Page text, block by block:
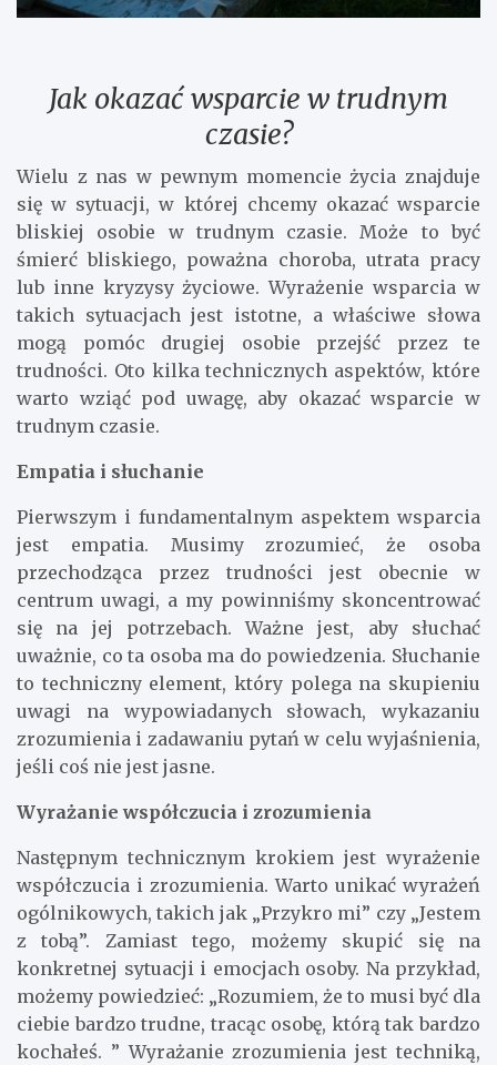
Jak okazać wsparcie w trudnym
czasie?
Wielu z nas w pewnym momencie życia znajduje
się w sytuacji, w której chcemy okazać wsparcie
bliskiej osobie w trudnym czasie. Może to być
śmierć bliskiego, poważna choroba, utrata pracy
lub inne kryzysy życiowe. Wyrażenie wsparcia w
takich sytuacjach jest istotne, a właściwe słowa
mogą pomóc drugiej osobie przejść przez te
trudności. Oto kilka technicznych aspektów, które
warto wziąć pod uwagę, aby okazać wsparcie w
trudnym czasie.
Empatia i słuchanie
Pierwszym i fundamentalnym aspektem wsparcia
jest empatia. Musimy zrozumieć, że osoba
przechodząca przez trudności jest obecnie w
centrum uwagi, a my powinniśmy skoncentrować
się na jej potrzebach. Ważne jest, aby słuchać
uważnie, co ta osoba ma do powiedzenia. Słuchanie
to techniczny element, który polega na skupieniu
uwagi na wypowiadanych słowach, wykazaniu
zrozumienia i zadawaniu pytań w celu wyjaśnienia,
jeśli coś nie jest jasne.
Wyrażanie współczucia i zrozumienia
Następnym technicznym krokiem jest wyrażenie
współczucia i zrozumienia. Warto unikać wyrażeń
ogólnikowych, takich jak „Przykro mi” czy „Jestem
z tobą”. Zamiast tego, możemy skupić się na
konkretnej sytuacji i emocjach osoby. Na przykład,
możemy powiedzieć: „Rozumiem, że to musi być dla
ciebie bardzo trudne, tracąc osobę, którą tak bardzo
kochałeś. ” Wyrażanie zrozumienia jest techniką,